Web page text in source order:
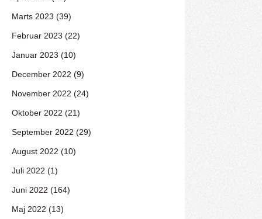
Marts 2023 (39)
Februar 2023 (22)
Januar 2023 (10)
December 2022 (9)
November 2022 (24)
Oktober 2022 (21)
September 2022 (29)
August 2022 (10)
Juli 2022 (1)
Juni 2022 (164)
Maj 2022 (13)